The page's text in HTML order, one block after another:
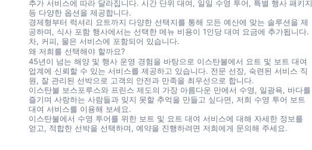
추가 서비스에 따라 달라집니다. 시간 단위 대여, 일일 수영 투어, 특별 행사 패키지
등 다양한 옵션을 제공합니다.
경제형부터 럭셔리 요트까지 다양한 선택지를 통해 모든 예산에 맞는 솔루션을 제
공하며, 식사 포함 행사에서는 선택한 메뉴 비용이 1인당 대여 요금에 추가됩니다.
차, 커피, 물은 서비스에 포함되어 있습니다.
왜 저희를 선택해야 할까요?
45년이 넘는 해양 및 행사 운영 경험을 바탕으로 이스탄불에서 요트 및 보트 대여
업계에 신뢰할 수 있는 서비스를 제공하고 있습니다. 전문 선장, 숙련된 서비스 직
원, 잘 관리된 선박으로 고객의 안전과 만족을 최우선으로 합니다.
이스탄불 보스포루스와 프린스 제도의 가장 아름다운 만에서 수영, 일광욕, 바다를
즐기며 사랑하는 사람들과 잊지 못할 추억을 만들고 싶다면, 저희 수영 투어 보트
대여 서비스를 이용해 보세요.
이스탄불에서 수영 투어를 위한 보트 및 요트 대여 서비스에 대해 자세한 정보를
얻고, 적합한 선박을 선택하며, 예약을 진행하려면 저희에게 문의해 주세요.